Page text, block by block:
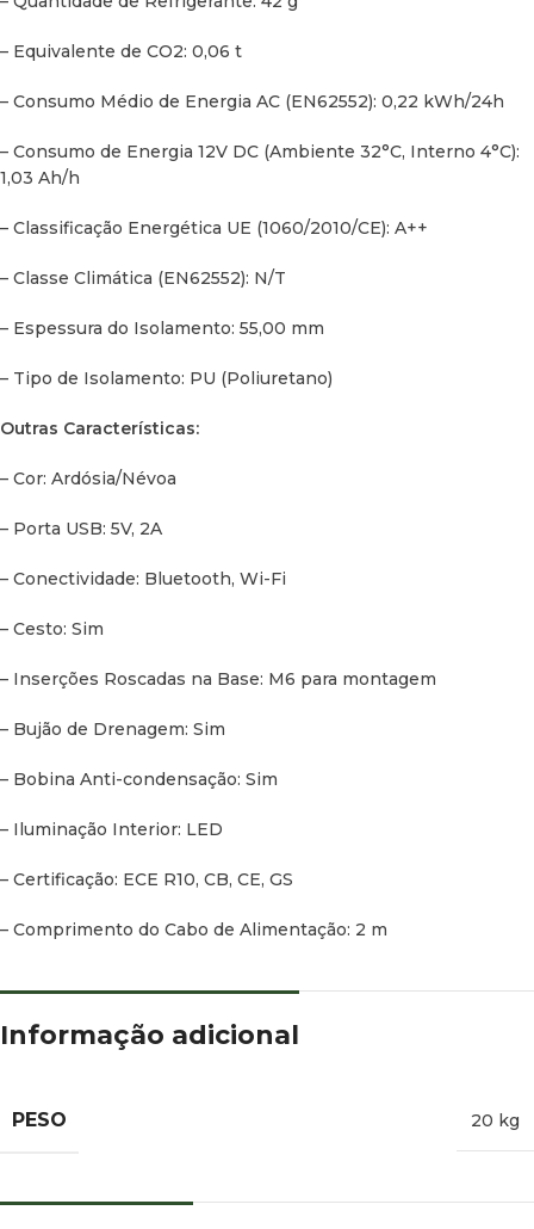
– Certificação: ECE R10, CB, CE, GS
– Comprimento do Cabo de Alimentação: 2 m
– Equivalente de CO2: 0,06 t
– Consumo Médio de Energia AC (EN62552): 0,22 kWh/24h
– Consumo de Energia 12V DC (Ambiente 32°C, Interno 4°C):
1,03 Ah/h
– Classificação Energética UE (1060/2010/CE): A++
– Classe Climática (EN62552): N/T
– Espessura do Isolamento: 55,00 mm
– Tipo de Isolamento: PU (Poliuretano)
Outras Características:
– Cor: Ardósia/Névoa
– Porta USB: 5V, 2A
– Conectividade: Bluetooth, Wi-Fi
– Cesto: Sim
– Inserções Roscadas na Base: M6 para montagem
– Bujão de Drenagem: Sim
– Bobina Anti-condensação: Sim
– Iluminação Interior: LED
– Certificação: ECE R10, CB, CE, GS
– Comprimento do Cabo de Alimentação: 2 m
Informação adicional
PESO 20 kg